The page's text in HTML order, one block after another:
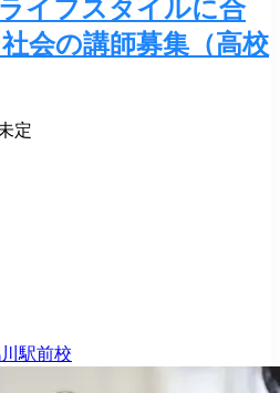
イフスタイルに合
会の講師募集（高校
定
駅前校